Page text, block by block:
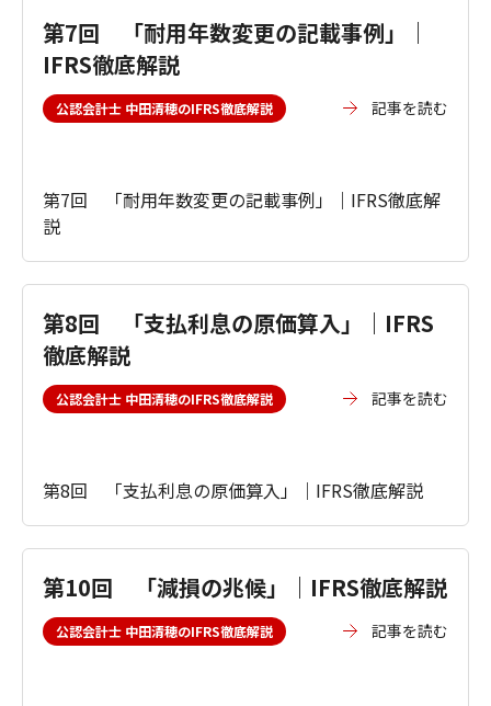
第7回 「耐用年数変更の記載事例」｜
IFRS徹底解説
公認会計士 中田清穂のIFRS徹底解説 記事を読む
第7回 「耐用年数変更の記載事例」｜IFRS徹底解
説
第8回 「支払利息の原価算入」｜IFRS
徹底解説
公認会計士 中田清穂のIFRS徹底解説 記事を読む
第8回 「支払利息の原価算入」｜IFRS徹底解説
第10回 「減損の兆候」｜IFRS徹底解説
公認会計士 中田清穂のIFRS徹底解説 記事を読む